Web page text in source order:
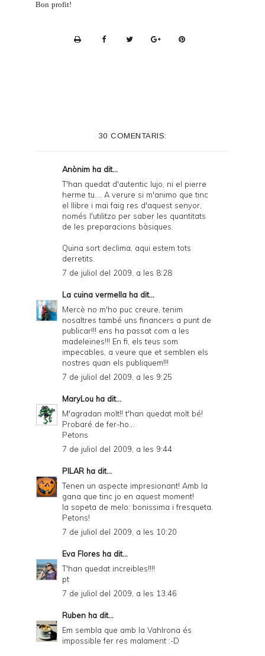
Bon profit!
i
e
n
d
n
d
P
D
30 COMENTARIS:
Anònim ha dit...
T'han quedat d'autentic lujo, ni el pierre
herme tu.... A verure si m'animo que tinc
el llibre i mai faig res d'aquest senyor,
només l'utilitzo per saber les quantitats
de les preparacions bàsiques.
Quina sort declima, aqui estem tots
derretits.
7 de juliol del 2009, a les 8:28
La cuina vermella ha dit...
Mercè no m'ho puc creure, tenim
nosaltres també uns financers a punt de
publicar!!! ens ha passat com a les
madeleines!!! En fi, els teus som
impecables, a veure que et semblen els
nostres quan els publiquem!!!
7 de juliol del 2009, a les 9:25
MaryLou ha dit...
M'agradan molt!! t'han quedat molt bé!
Probaré de fer-ho...
Petons
7 de juliol del 2009, a les 9:44
PILAR ha dit...
Tenen un aspecte impresionant! Amb la
gana que tinc jo en aquest moment!
la sopeta de melo: bonissima i fresqueta.
Petons!
7 de juliol del 2009, a les 10:20
Eva Flores ha dit...
T'han quedat increibles!!!!
pt
7 de juliol del 2009, a les 13:46
Ruben ha dit...
Em sembla que amb la Vahlrona és
impossible fer res malament :-D